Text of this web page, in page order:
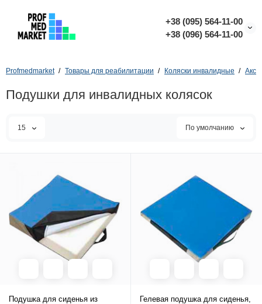
+38 (095) 564-11-00
+38 (096) 564-11-00
Profmedmarket Товары для реабилитации Коляски инвалидные
Подушки для инвалидных колясок
15 По умолчанию
Подушка для сиденья из
Гелевая подушка для сиденья,